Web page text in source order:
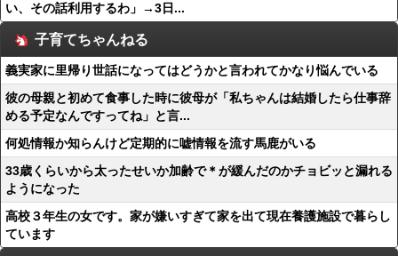
い、その話利用するわ」→3日...
子育てちゃんねる
義実家に里帰り世話になってはどうかと言われてかなり悩んでいる
彼の母親と初めて食事した時に彼母が「私ちゃんは結婚したら仕事辞
める予定なんですってね」と言...
何処情報か知らんけど定期的に嘘情報を流す馬鹿がいる
33歳くらいから太ったせいか加齢で＊が緩んだのかチョビッと漏れる
ようになった
高校３年生の女です。家が嫌いすぎて家を出て現在養護施設で暮らし
ています